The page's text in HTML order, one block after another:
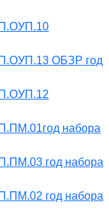
ОБЗР год
набора
год набора
год набора